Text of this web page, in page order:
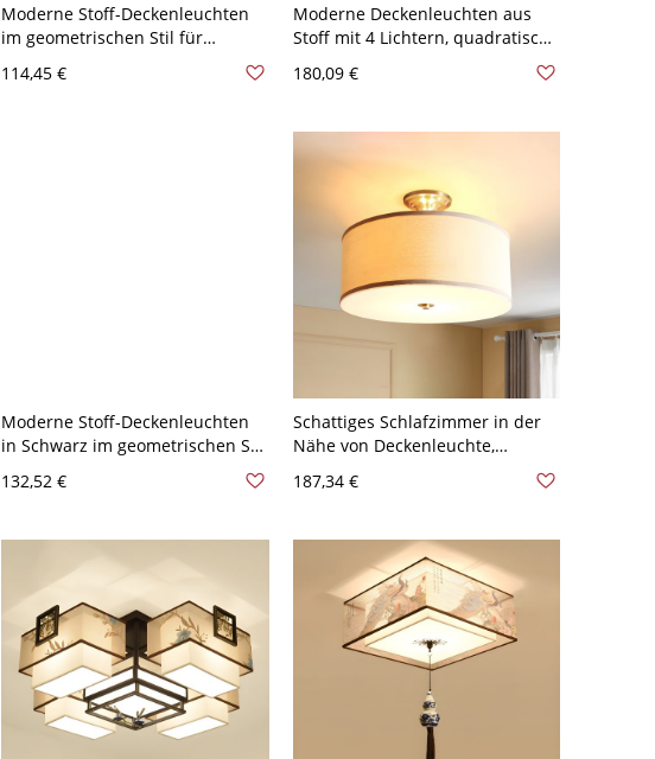
Moderne Stoff-Deckenleuchten
im geometrischen Stil für
Schlafzimmer - 110V-120V 40,64
cm Quadrat
114,45 €
Moderne Deckenleuchten aus
Stoff mit 4 Lichtern, quadratisch
55,88 cm
180,09 €
Moderne Stoff-Deckenleuchten
in Schwarz im geometrischen Stil
132,52 €
Schattiges Schlafzimmer in der
Nähe von Deckenleuchte,
Deckenleuchte - 110V-120V 3
187,34 €